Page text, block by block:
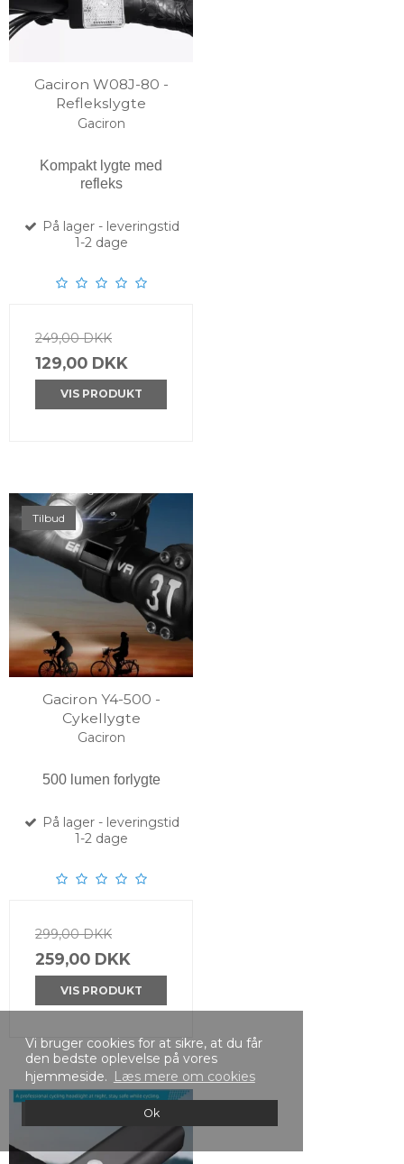
Vi bruger cookies for at sikre, at du får
den bedste oplevelse på vores
hjemmeside. Læs mere om cookies
Ok
Gaciron W08J-80 -
Reflekslygte
Gaciron
Kompakt lygte med
refleks
På lager - leveringstid
1-2 dage
249,00 DKK
129,00 DKK
VIS PRODUKT
Tilbud
Gaciron Y4-500 -
Cykellygte
Gaciron
500 lumen forlygte
På lager - leveringstid
1-2 dage
299,00 DKK
259,00 DKK
VIS PRODUKT